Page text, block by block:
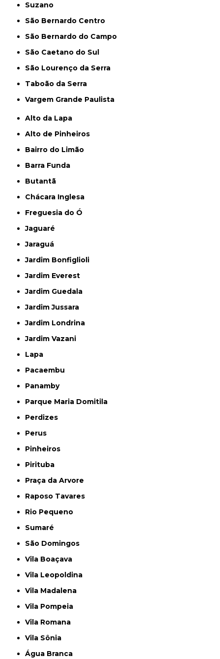
Suzano
São Bernardo Centro
São Bernardo do Campo
São Caetano do Sul
São Lourenço da Serra
Taboão da Serra
Vargem Grande Paulista
Alto da Lapa
Alto de Pinheiros
Bairro do Limão
Barra Funda
Butantã
Chácara Inglesa
Freguesia do Ó
Jaguaré
Jaraguá
Jardim Bonfiglioli
Jardim Everest
Jardim Guedala
Jardim Jussara
Jardim Londrina
Jardim Vazani
Lapa
Pacaembu
Panamby
Parque Maria Domitila
Perdizes
Perus
Pinheiros
Pirituba
Praça da Arvore
Raposo Tavares
Rio Pequeno
Sumaré
São Domingos
Vila Boaçava
Vila Leopoldina
Vila Madalena
Vila Pompeia
Vila Romana
Vila Sônia
Água Branca